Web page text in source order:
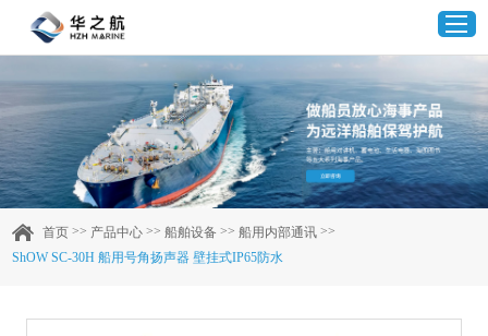
首页
产品中心
企业实力
客户案例
首页 >> 产品中心 >>船舶设备 >>船用内部通讯 >>
ShOW SC-30H 船用号角扬声器 壁挂式IP65防水